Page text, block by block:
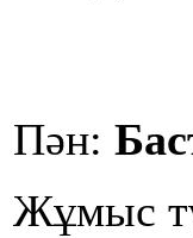
Пән:
Жұмыс